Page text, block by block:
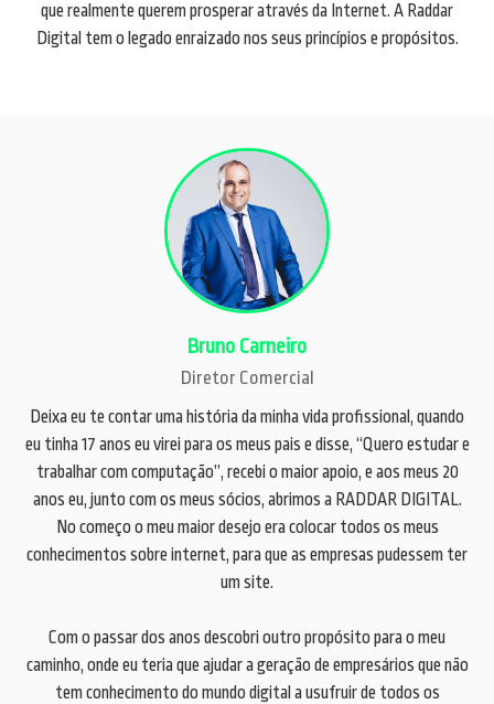
que realmente querem prosperar através da Internet. A Raddar
Digital tem o legado enraizado nos seus princípios e propósitos.
Deixa eu te contar uma história da minha vida profissional, quando
eu tinha 17 anos eu virei para os meus pais e disse, “Quero estudar e
trabalhar com computação”, recebi o maior apoio, e aos meus 20
anos eu, junto com os meus sócios, abrimos a RADDAR DIGITAL.
No começo o meu maior desejo era colocar todos os meus
conhecimentos sobre internet, para que as empresas pudessem ter
um site.
Com o passar dos anos descobri outro propósito para o meu
caminho, onde eu teria que ajudar a geração de empresários que não
tem conhecimento do mundo digital a usufruir de todos os
Bruno Carneiro
Diretor Comercial